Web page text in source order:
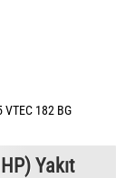
182 BG
Yakıt